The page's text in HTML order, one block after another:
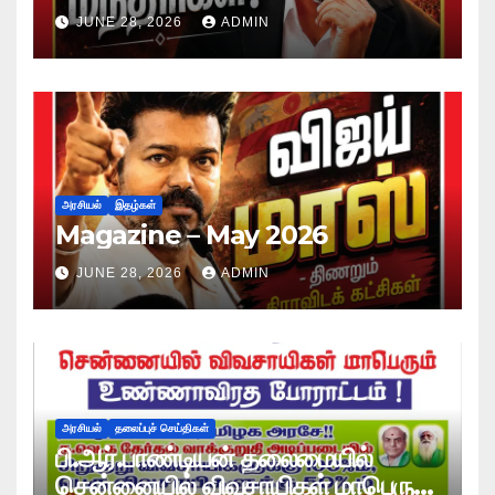
JUNE 28, 2026 ADMIN
அரசியல் இதழ்கள்
Magazine – May 2026
JUNE 28, 2026 ADMIN
அரசியல் தலைப்புச் செய்திகள்
பி.ஆர்.பாண்டியன் தலைமையில்
சென்னையில் விவசாயிகள் மாபெரும்